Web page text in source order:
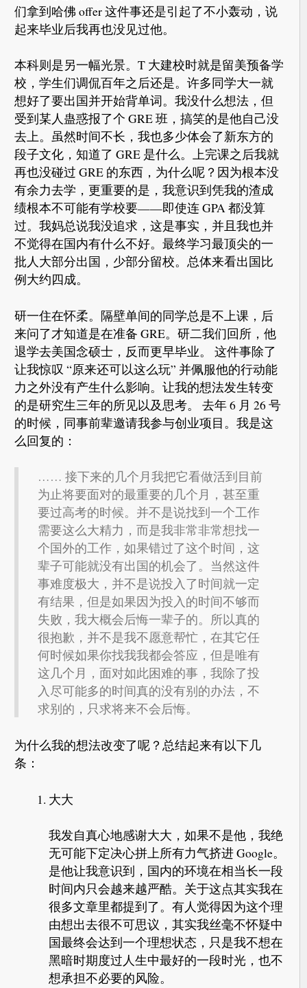
们拿到哈佛 offer 这件事还是引起了不小轰动，说
起来毕业后我再也没见过他。
本科则是另一幅光景。T 大建校时就是留美预备学
校，学生们调侃百年之后还是。许多同学大一就
想好了要出国并开始背单词。我没什么想法，但
受到某人蛊惑报了个 GRE 班，搞笑的是他自己没
去上。虽然时间不长，我也多少体会了新东方的
段子文化，知道了 GRE 是什么。上完课之后我就
再也没碰过 GRE 的东西，为什么呢？因为根本没
有余力去学，更重要的是，我意识到凭我的渣成
绩根本不可能有学校要——即使连 GPA 都没算
过。我妈总说我没追求，这是事实，并且我也并
不觉得在国内有什么不好。最终学习最顶尖的一
批人大部分出国，少部分留校。总体来看出国比
例大约四成。
研一住在怀柔。隔壁单间的同学总是不上课，后
来问了才知道是在准备 GRE。研二我们回所，他
退学去美国念硕士，反而更早毕业。 这件事除了
让我惊叹 “原来还可以这么玩” 并佩服他的行动能
力之外没有产生什么影响。让我的想法发生转变
的是研究生三年的所见以及思考。 去年 6 月 26 号
的时候，同事前辈邀请我参与创业项目。我是这
么回复的：
…… 接下来的几个月我把它看做活到目前
为止将要面对的最重要的几个月，甚至重
要过高考的时候。并不是说找到一个工作
需要这么大精力，而是我非常非常想找一
个国外的工作，如果错过了这个时间，这
辈子可能就没有出国的机会了。当然这件
事难度极大，并不是说投入了时间就一定
有结果，但是如果因为投入的时间不够而
失败，我大概会后悔一辈子的。所以真的
很抱歉，并不是我不愿意帮忙，在其它任
何时候如果你找我我都会答应，但是唯有
这几个月，面对如此困难的事，我除了投
入尽可能多的时间真的没有别的办法，不
求别的，只求将来不会后悔。
为什么我的想法改变了呢？总结起来有以下几
条：
大大
我发自真心地感谢大大，如果不是他，我绝
无可能下定决心拼上所有力气挤进 Google。
是他让我意识到，国内的环境在相当长一段
时间内只会越来越严酷。关于这点其实我在
很多文章里都提到了。有人觉得因为这个理
由想出去很不可思议，其实我丝毫不怀疑中
国最终会达到一个理想状态，只是我不想在
黑暗时期度过人生中最好的一段时光，也不
想承担不必要的风险。